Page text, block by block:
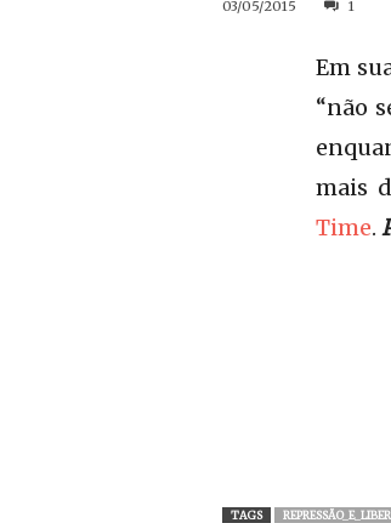
03/05/2015 1
Em
“não
mais
Time.
TAGS